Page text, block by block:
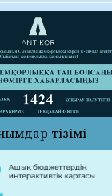
тізімі